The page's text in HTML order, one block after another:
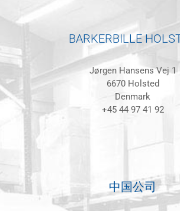
BARKERBILLE
Jørgen Hansens Vej 1
6670 Holsted
Denmark
+45 44 97 41 92
中国公司